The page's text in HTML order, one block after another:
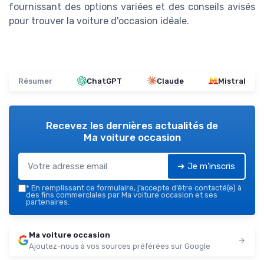
fournissant des options variées et des conseils avisés
pour trouver la voiture d'occasion idéale.
Résumer ChatGPT Claude Mistral
Recevez les dernières actualités de
Ma voiture occasion
➔ Je m'inscris
* En remplissant ce formulaire, j’accepte d’être contacté(e) à
des fins commerciales par Ma voiture occasion et ses
partenaires.
Ma voiture occasion
Ajoutez-nous à vos sources préférées sur Google